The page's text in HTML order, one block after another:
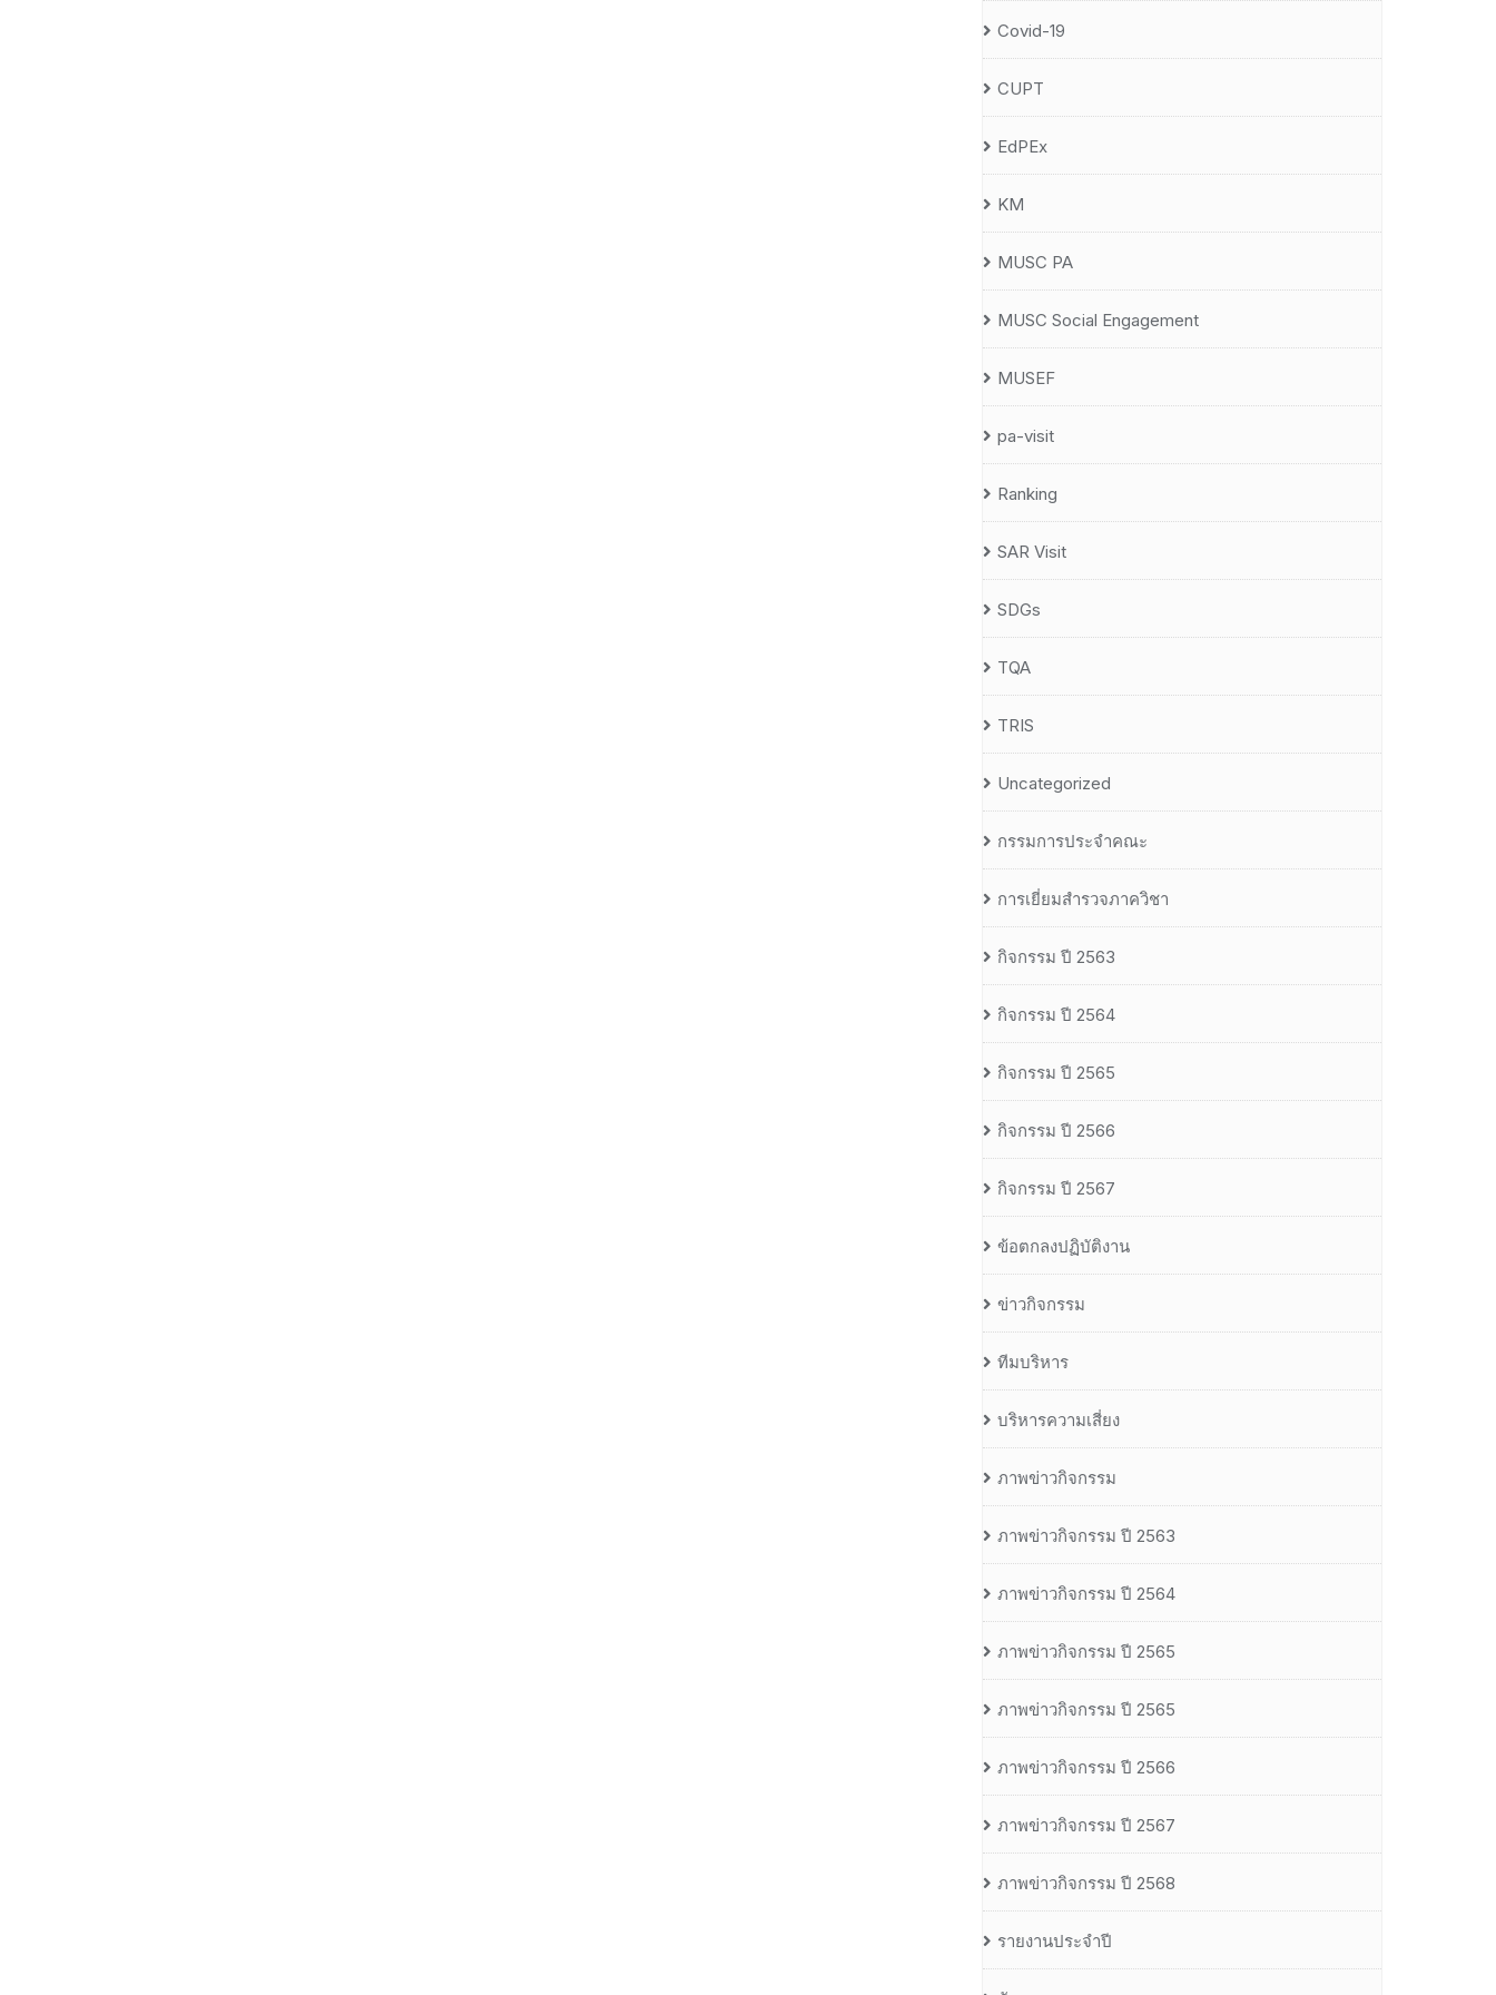
Covid-19
CUPT
EdPEx
KM
MUSC PA
MUSC Social Engagement
MUSEF
pa-visit
Ranking
SAR Visit
SDGs
TQA
TRIS
Uncategorized
กรรมการประจำคณะ
การเยี่ยมสำรวจภาควิชา
กิจกรรม ปี 2563
กิจกรรม ปี 2564
กิจกรรม ปี 2565
กิจกรรม ปี 2566
กิจกรรม ปี 2567
ข้อตกลงปฏิบัติงาน
ข่าวกิจกรรม
ทีมบริหาร
บริหารความเสี่ยง
ภาพข่าวกิจกรรม
ภาพข่าวกิจกรรม ปี 2563
ภาพข่าวกิจกรรม ปี 2564
ภาพข่าวกิจกรรม ปี 2565
ภาพข่าวกิจกรรม ปี 2565
ภาพข่าวกิจกรรม ปี 2566
ภาพข่าวกิจกรรม ปี 2567
ภาพข่าวกิจกรรม ปี 2568
รายงานประจำปี